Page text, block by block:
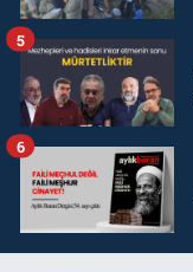
5
6